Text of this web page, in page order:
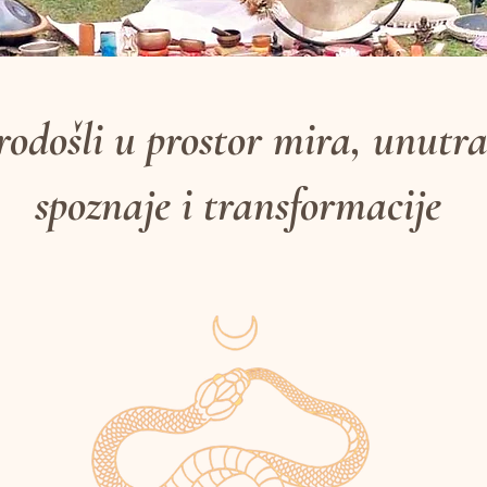
u prostor mira,
spoznaje i transformacije